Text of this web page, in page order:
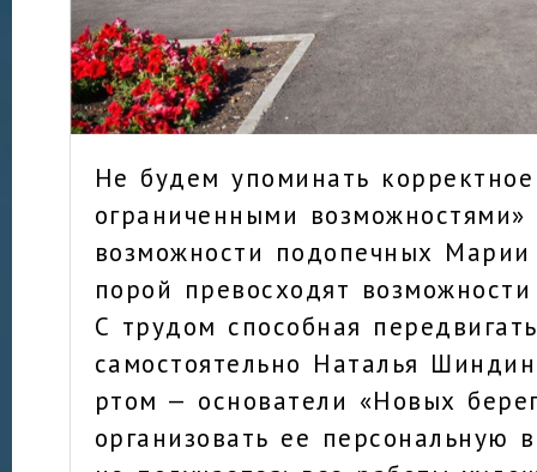
Не будем упоминать
ограниченными
возможности подопечных
порой превосходят
С трудом способная
самостоятельно Наталья
ртом — основатели «Новых
организовать ее персональную